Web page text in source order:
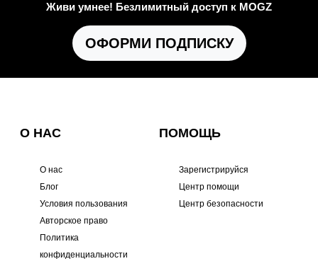
Живи умнее! Безлимитный доступ к MOGZ
ОФОРМИ ПОДПИСКУ
О НАС
О нас
Блог
Условия пользования
Авторское право
Политика
конфиденциальности
ПОМОЩЬ
Зарегистрируйся
Центр помощи
Центр безопасности